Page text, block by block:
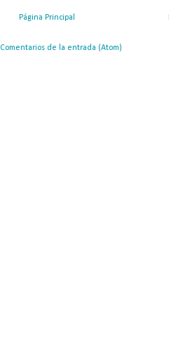
Página Principal
Comentarios de la entrada (Atom)